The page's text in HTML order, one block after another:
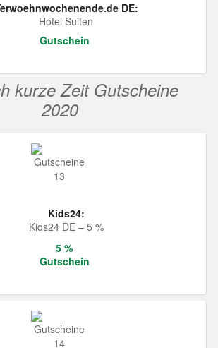
DE:
Hotel Suiten
Gutschein
kurze Zeit Gutscheine
2020
Kids24:
Kids24 DE – 5 %
5 %
Gutschein